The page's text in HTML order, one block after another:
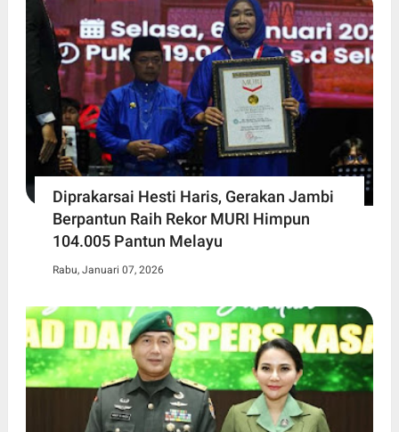
Diprakarsai Hesti Haris, Gerakan Jambi
Berpantun Raih Rekor MURI Himpun
104.005 Pantun Melayu
Rabu, Januari 07, 2026